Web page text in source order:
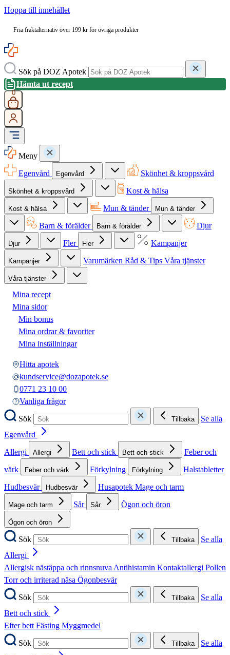
Hoppa till innehållet
Fria fraktalternativ över 199 kr för övriga produkter
Sök på DOZ Apotek
Hämta ut recept
0
Meny
Egenvård
Egenvård Skönhet & kroppsvård
Skönhet & kroppsvård Kost & hälsa
Kost & hälsa Mun & tänder Mun & tänder
Barn & förälder Barn & förälder Djur
Djur Fler Fler Kampanjer
Kampanjer Varumärken Råd & Tips Våra tjänster
Våra tjänster
Mina recept
Mina sidor
Min bonus
Mina ordrar & favoriter
Mina inställningar
Hitta apotek
kundservice@dozapotek.se
0771 23 10 00
Vanliga frågor
Sök
Tillbaka
Se alla
Egenvård
Allergi
Allergi Bett och stick Bett och stick
Feber och
värk
Feber och värk Förkylning Förkylning
Halstabletter
Hudbesvär
Hudbesvär Husapotek Mage och tarm
Mage och tarm Sår Sår Ögon och öron
Ögon och öron
Sök Tillbaka
Se alla
Allergi
Allergisk nästäppa och rinnsnuvaAntihistamin Kontaktallergi Pollen
Torr och irriterad näsa Ögonbesvär
Sök
Tillbaka
Se alla
Bett och stick
Efter bettFästing Myggmedel
Sök
Tillbaka
Se alla